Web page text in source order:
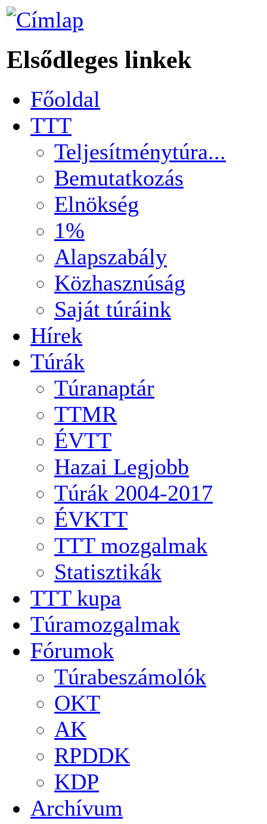
Elsődleges linkek
Főoldal
TTT
Teljesítménytúra...
Bemutatkozás
Elnökség
1%
Alapszabály
Közhasznúság
Saját túráink
Hírek
Túrák
Túranaptár
TTMR
ÉVTT
Hazai Legjobb
Túrák 2004-2017
ÉVKTT
TTT mozgalmak
Statisztikák
TTT kupa
Túramozgalmak
Fórumok
Túrabeszámolók
OKT
AK
RPDDK
KDP
Archívum